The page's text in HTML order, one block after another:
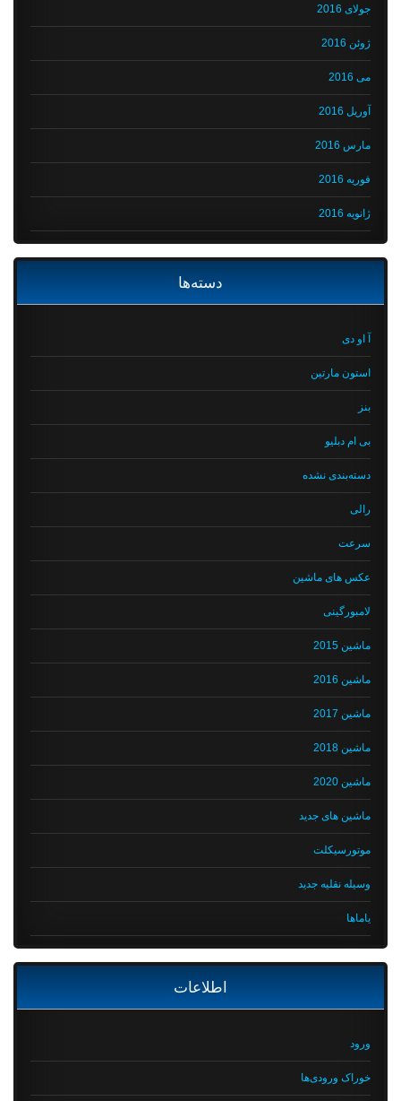
جولای 2016
ژوئن 2016
می 2016
آوریل 2016
مارس 2016
فوریه 2016
ژانویه 2016
دسته‌ها
آ او دی
استون مارتین
بی ام دبلیو
دسته‌بندی نشده
رالی
سرعت
عکس های ماشین
لامبورگینی
ماشین 2015
ماشین 2016
ماشین 2017
ماشین 2018
ماشین 2020
ماشین های جدید
موتورسیکلت
وسیله نقلیه جدید
یاماها
اطلاعات
ورود
خوراک ورودی‌ها